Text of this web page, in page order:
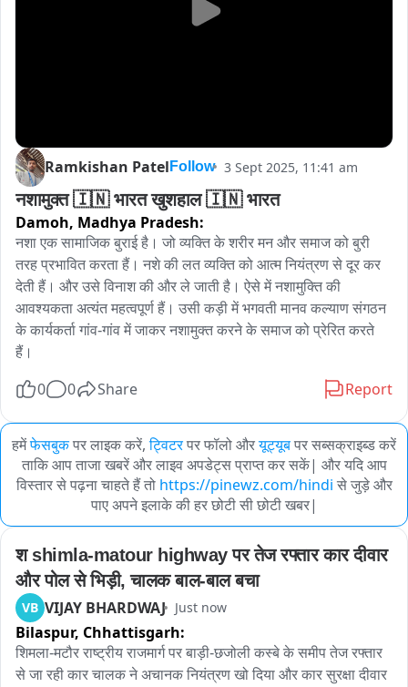
Ramkishan Patel Follow 3 Sept 2025, 11:41 am
नशामुक्त 🇮🇳 भारत खुशहाल 🇮🇳 भारत
Damoh, Madhya Pradesh:
नशा एक सामाजिक बुराई है। जो व्यक्ति के शरीर मन और समाज को बुरी
तरह प्रभावित करता हैं। नशे की लत व्यक्ति को आत्म नियंत्रण से दूर कर
देती हैं। और उसे विनाश की और ले जाती है। ऐसे में नशामुक्ति की
आवश्यकता अत्यंत महत्वपूर्ण हैं। उसी कड़ी में भगवती मानव कल्याण संगठन
के कार्यकर्ता गांव-गांव में जाकर नशामुक्त करने के समाज को प्रेरित करते
हैं।
0 0 Share Report
हमेंफेसबुकपर लाइक करें, ट्विटरपर फॉलो औरयूट्यूबपर सब्सक्राइब्ड करें
ताकि आप ताजा खबरें और लाइव अपडेट्स प्राप्त कर सकें| और यदि आप
विस्तार से पढ़ना चाहते हैं तो https://pinewz.com/hindi से जुड़े और
पाए अपने इलाके की हर छोटी सी छोटी खबर|
श shimla-matour highway पर तेज रफ्तार कार दीवार
और पोल से भिड़ी, चालक बाल-बाल बचा
VB VIJAY BHARDWAJ Just now
Bilaspur, Chhattisgarh:
शिमला-मटौर राष्ट्रीय राजमार्ग पर बाड़ी-छजोली कस्बे के समीप तेज रफ्तार
से जा रही कार चालक ने अचानक नियंत्रण खो दिया और कार सुरक्षा दीवार